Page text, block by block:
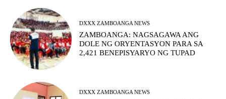
DXXX ZAMBOANGA NEWS
ZAMBOANGA: NAGSAGAWA ANG
DOLE NG ORYENTASYON PARA SA
2,421 BENEPISYARYO NG TUPAD
DXXX ZAMBOANGA NEWS